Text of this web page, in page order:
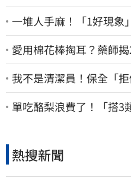
一堆人手麻！「1好現象
愛用棉花棒掏耳？藥師
我不是清潔員！保全「
法院討公道結果出爐
單吃酪梨浪費了！「搭3
熱搜新聞